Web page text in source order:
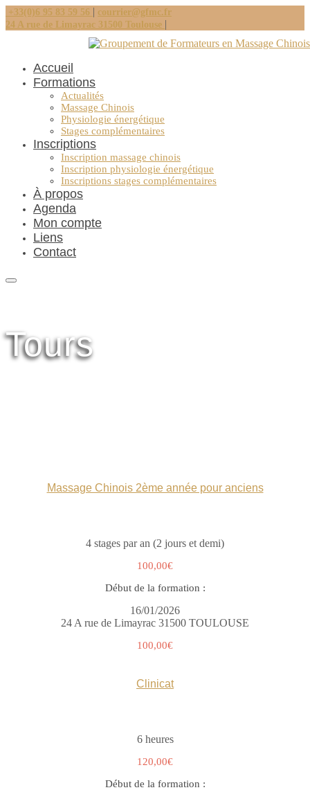
+33(0)6 95 83 59 56 | courrier@gfmc.fr
24 A rue de Limayrac 31500 Toulouse |
Accueil
Formations
Actualités
Massage Chinois
Physiologie énergétique
Stages complémentaires
Inscriptions
Inscription massage chinois
Inscription physiologie énergétique
Inscriptions stages complémentaires
À propos
Agenda
Mon compte
Liens
Contact
Tours
Massage Chinois 2ème année pour anciens
4 stages par an (2 jours et demi)
100,00€
Début de la formation :
16/01/2026
24 A rue de Limayrac 31500 TOULOUSE
100,00€
Clinicat
6 heures
120,00€
Début de la formation :